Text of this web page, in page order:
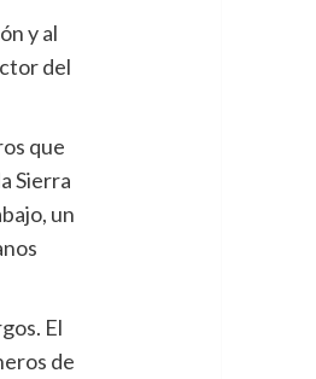
y al
del
que
Sierra
un
El
de